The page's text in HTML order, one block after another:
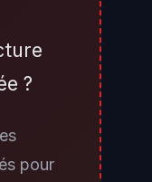
?
pour